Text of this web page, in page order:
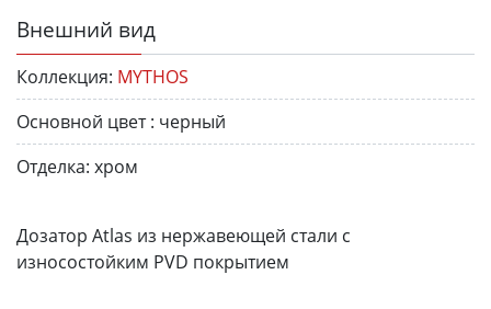
Внешний вид
Коллекция: MYTHOS
Основной цвет : черный
Отделка: хром
Дозатор Atlas из нержавеющей стали с
износостойким PVD покрытием